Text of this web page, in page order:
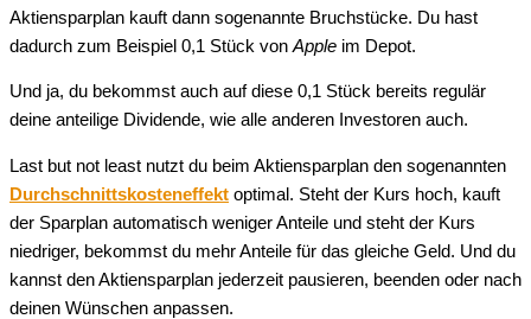
Aktiensparplan kauft dann sogenannte Bruchstücke. Du hast
dadurch zum Beispiel 0,1 Stück von Apple im Depot.
Und ja, du bekommst auch auf diese 0,1 Stück bereits regulär
deine anteilige Dividende, wie alle anderen Investoren auch.
Last but not least nutzt du beim Aktiensparplan den sogenannten
Durchschnittskosteneffekt optimal. Steht der Kurs hoch, kauft
der Sparplan automatisch weniger Anteile und steht der Kurs
niedriger, bekommst du mehr Anteile für das gleiche Geld. Und du
kannst den Aktiensparplan jederzeit pausieren, beenden oder nach
deinen Wünschen anpassen.